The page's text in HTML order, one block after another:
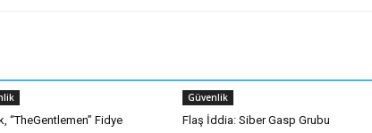
“TheGentlemen” Fidye
Güvenlik
Flaş İddia: Siber Gasp Grubu